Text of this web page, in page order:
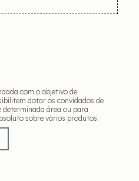
com o objetivo de
dotar os convidados de
determinada área ou para
sobre vários produtos.